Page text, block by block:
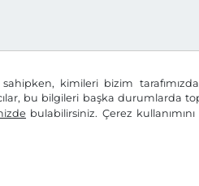
kimileri bizim
bu bilgileri başka durumlarda
bulabilirsiniz. Çerez kullanımını